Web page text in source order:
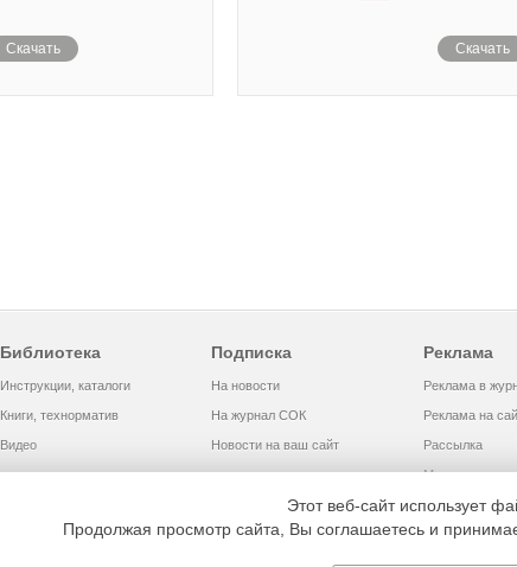
Скачать Скачать
Библиотека
Инструкции, каталоги
Книги, технорматив
Видео
Подписка
На новости
На журнал СОК
Новости на ваш сайт
Реклама
Реклама в
Реклама на
Рассылка
Медиакит
Этот веб-сайт использует
Продолжая просмотр сайта, Вы соглашаетесь и